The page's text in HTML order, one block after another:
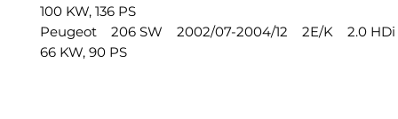
100 KW, 136 PS
Peugeot 206 SW 2002/07-2004/12 2E/K 2.0 HDi
66 KW, 90 PS